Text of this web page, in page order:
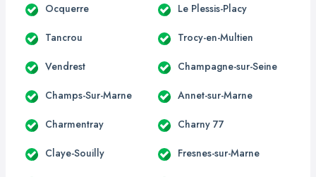
Ocquerre Le Plessis-Placy
Tancrou Trocy-en-Multien
Vendrest Champagne-sur-Seine
Champs-Sur-Marne Annet-sur-Marne
Charmentray Charny 77
Claye-Souilly Fresnes-sur-Marne